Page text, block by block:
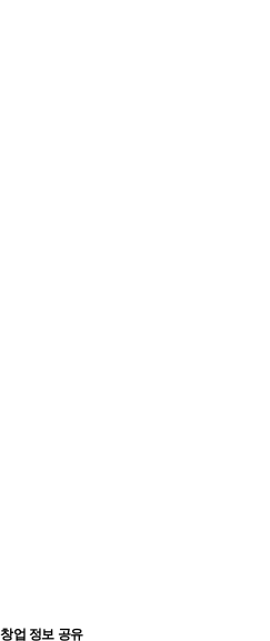
창업 정보 공유